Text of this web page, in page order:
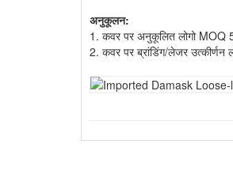
अनुकूलन:
1. कवर पर अनुकूलित लोगो MOQ
2. कवर पर ब्रांडिंग/लेजर